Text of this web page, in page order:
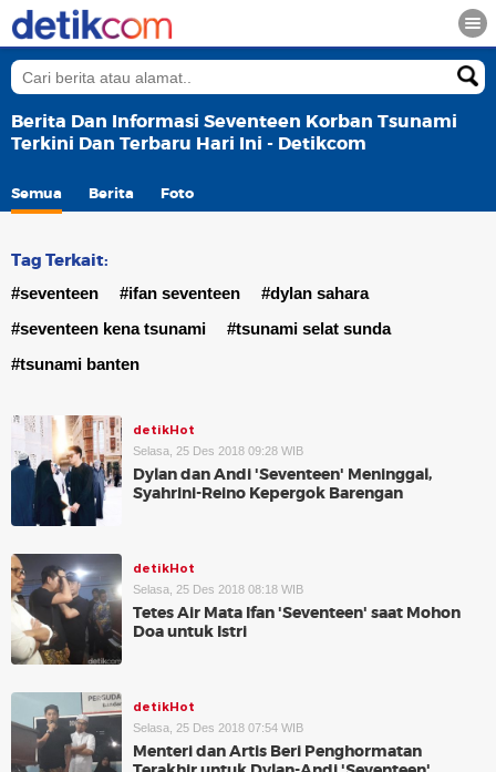
Berita Dan Informasi Seventeen Korban Tsunami
Terkini Dan Terbaru Hari Ini - Detikcom
Semua Berita Foto
Tag Terkait:
#seventeen #ifan seventeen
#dylan sahara
#seventeen kena tsunami
#tsunami selat sunda
#tsunami banten
detikHot
Selasa, 25 Des 2018 09:28 WIB
Dylan dan Andi 'Seventeen' Meninggal,
Syahrini-Reino Kepergok Barengan
detikHot
Selasa, 25 Des 2018 08:18 WIB
Tetes Air Mata Ifan 'Seventeen' saat Mohon
Doa untuk Istri
detikHot
Selasa, 25 Des 2018 07:54 WIB
Menteri dan Artis Beri Penghormatan